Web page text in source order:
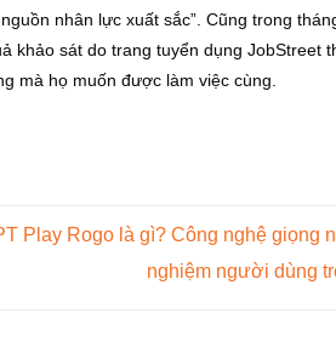
nhân lực xuất sắc”. Cũng trong
khảo sát do trang tuyển dụng JobStreet
mà họ muốn được làm việc cùng.
Play Rogo là gì? Công nghệ giọng
nghiệm người dùng